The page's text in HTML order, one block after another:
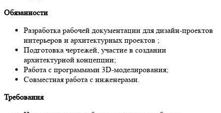
Обязанности
Разработка рабочей документации для дизайн-проектов
интерьеров и архитектурных проектов ;
Подготовка чертежей, участие в создании
архитектурной концепции;
Работа с программами 3D-моделирования;
Совместная работа с инженерами.
Требования